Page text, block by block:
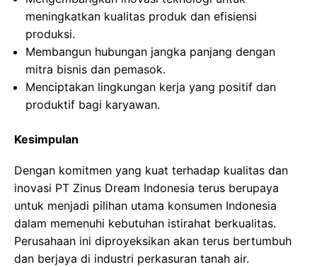
meningkatkan kualitas produk dan efisiensi
produksi.
Membangun hubungan jangka panjang dengan
mitra bisnis dan pemasok.
Menciptakan lingkungan kerja yang positif dan
produktif bagi karyawan.
Kesimpulan
Dengan komitmen yang kuat terhadap kualitas dan
inovasi PT Zinus Dream Indonesia terus berupaya
untuk menjadi pilihan utama konsumen Indonesia
dalam memenuhi kebutuhan istirahat berkualitas.
Perusahaan ini diproyeksikan akan terus bertumbuh
dan berjaya di industri perkasuran tanah air.